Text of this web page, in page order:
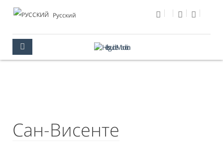
Pусский
Сан-Висенте